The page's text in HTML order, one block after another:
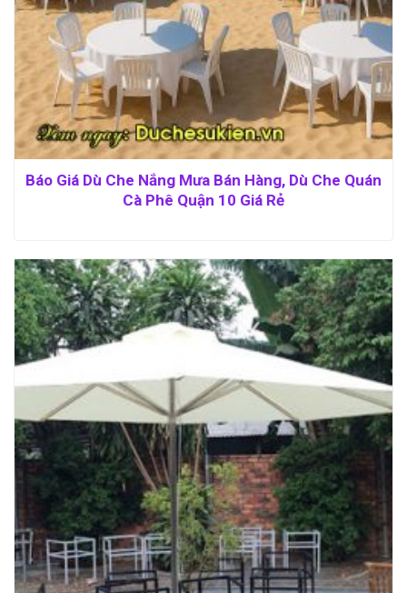
Báo Giá Dù Che Nắng Mưa Bán Hàng, Dù Che Quán
Cà Phê Quận 10 Giá Rẻ